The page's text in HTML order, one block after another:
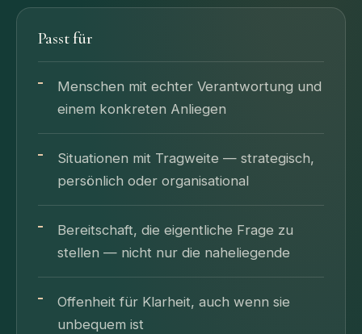
Passt für
Menschen mit echter Verantwortung und
einem konkreten Anliegen
Situationen mit Tragweite — strategisch,
persönlich oder organisational
Bereitschaft, die eigentliche Frage zu
stellen — nicht nur die naheliegende
Offenheit für Klarheit, auch wenn sie
unbequem ist